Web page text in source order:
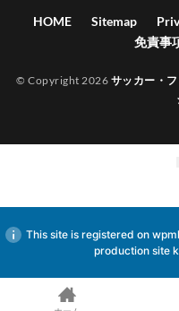
HOME Sitemap
免責事
© Copyright 2026 サッカー・
This site is registered on
production site